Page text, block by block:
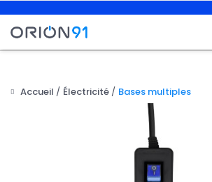
Accueil Électricité Bases multiples